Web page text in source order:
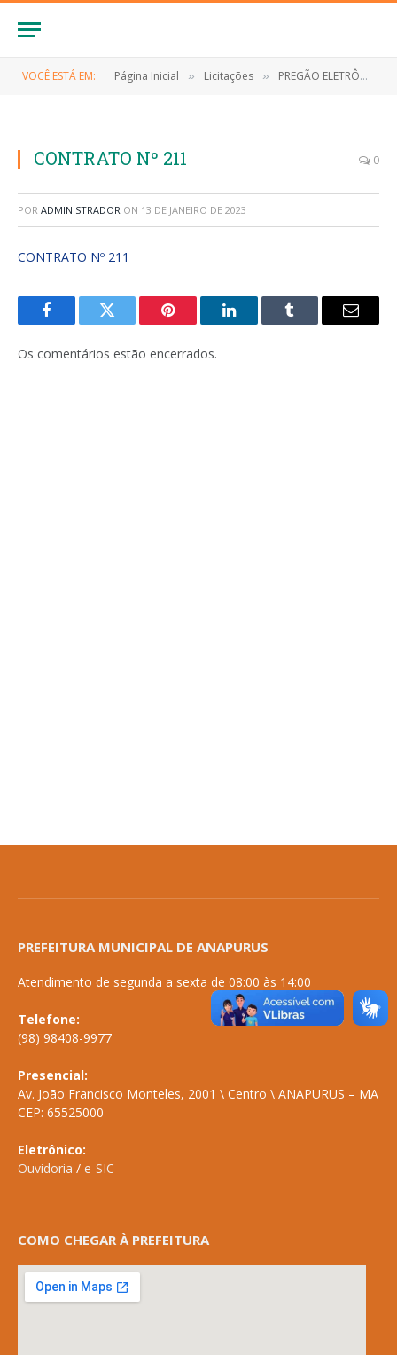
VOCÊ ESTÁ EM: Página Inicial » Licitações » PREGÃO ELETRÔNICO Nº 025/2022 (REGISTRO DE PREÇOS PARA FORNECIMENTO DE MATERIAIS DE EXPEDIENTE)
CONTRATO Nº 211 0
POR ADMINISTRADOR ON 13 DE JANEIRO DE 2023
CONTRATO Nº 211
FacebookTwitter Pinterest LinkedInTumblr
E-
Os comentários estão encerrados.
PREFEITURA MUNICIPAL DE ANAPURUS
Atendimento de segunda a sexta de 08:00 às 14:00
Telefone:
(98) 98408-9977
Presencial:
Av. João Francisco Monteles, 2001 \ Centro \ ANAPURUS – MA
CEP: 65525000
Eletrônico:
Ouvidoria / e-SIC
COMO CHEGAR À PREFEITURA